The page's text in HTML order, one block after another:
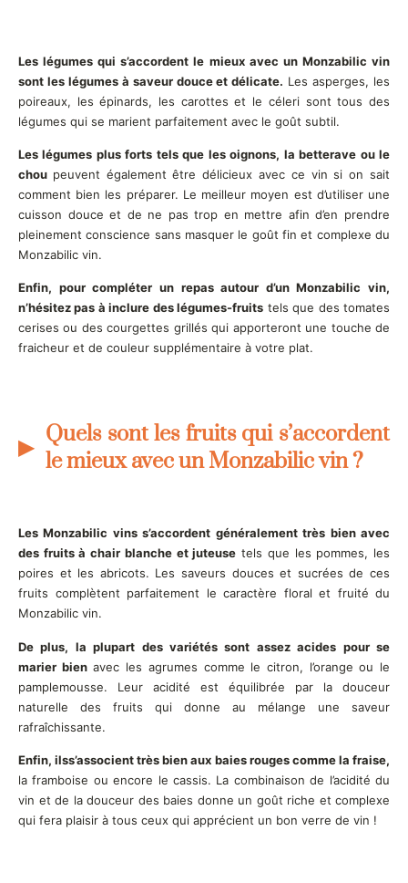
Les légumes qui s’accordent le mieux avec un Monzabilic vin
sont les légumes à saveur douce et délicate. Les asperges, les
poireaux, les épinards, les carottes et le céleri sont tous des
légumes qui se marient parfaitement avec le goût subtil.
Les légumes plus forts tels que les oignons, la betterave ou le
chou peuvent également être délicieux avec ce vin si on sait
comment bien les préparer. Le meilleur moyen est d’utiliser une
cuisson douce et de ne pas trop en mettre afin d’en prendre
pleinement conscience sans masquer le goût fin et complexe du
Monzabilic vin.
Enfin, pour compléter un repas autour d’un Monzabilic vin,
n’hésitez pas à inclure des légumes-fruits tels que des tomates
cerises ou des courgettes grillés qui apporteront une touche de
fraicheur et de couleur supplémentaire à votre plat.
Quels sont les fruits qui s’accordent
le mieux avec un Monzabilic vin ?
Les Monzabilic vins s’accordent généralement très bien avec
des fruits à chair blanche et juteuse tels que les pommes, les
poires et les abricots. Les saveurs douces et sucrées de ces
fruits complètent parfaitement le caractère floral et fruité du
Monzabilic vin.
De plus, la plupart des variétés sont assez acides pour se
marier bienavec les agrumes comme le citron, l’orange ou le
pamplemousse. Leur acidité est équilibrée par la douceur
naturelle des fruits qui donne au mélange une saveur
rafraîchissante.
Enfin, ilss’associent très bien aux baies rouges comme la fraise,
la framboise ou encore le cassis. La combinaison de l’acidité du
vin et de la douceur des baies donne un goût riche et complexe
qui fera plaisir à tous ceux qui apprécient un bon verre de vin !